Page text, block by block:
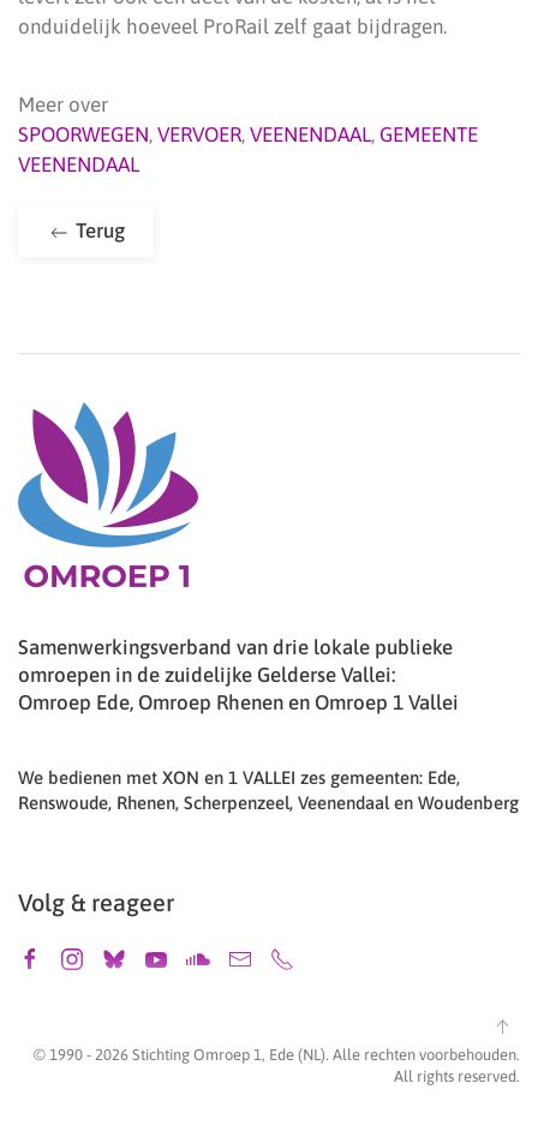
onduidelijk hoeveel ProRail zelf gaat bijdragen.
Meer over
SPOORWEGEN, VERVOER, VEENENDAAL, GEMEENTE
VEENENDAAL
Terug
Samenwerkingsverband van drie lokale publieke
omroepen in de zuidelijke Gelderse Vallei:
Omroep Ede, Omroep Rhenen en Omroep 1 Vallei
We bedienen met XON en 1 VALLEI zes gemeenten: Ede,
Renswoude, Rhenen, Scherpenzeel, Veenendaal en Woudenberg
Volg & reageer
© 1990 - 2026 Stichting Omroep 1, Ede (NL). Alle rechten voorbehouden.
All rights reserved.